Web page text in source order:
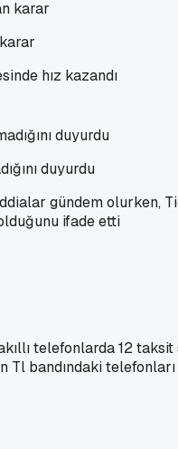
hız kazandı
duyurdu
iddialar gündem
ifade etti
telefonlarda 12
Tl bandındaki